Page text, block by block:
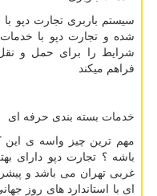
سیستم باربری تجارت دپو
شرایط را برای حمل و
فراهم میکند
خدمات بسته بندی حرفه ای
مهم ترین چیز واسه ی این
باشه ؟ تجارت دپو دارای
غربی تهران می باشد و
ای با استاندارد های روز